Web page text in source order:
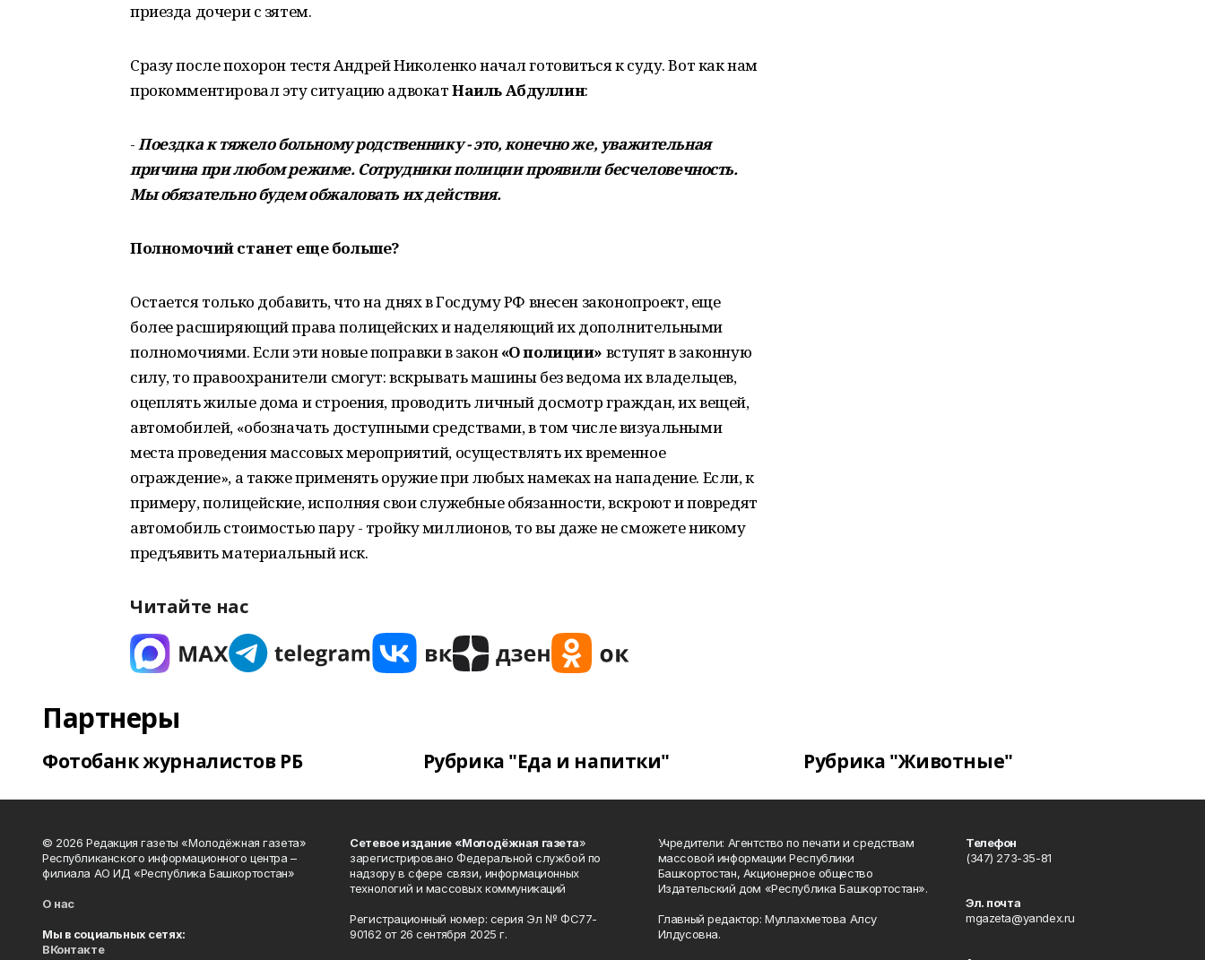
приезда дочери с зятем.
Сразу после похорон тестя Андрей Николенко начал готовиться к суду. Вот как нам
прокомментировал эту ситуацию адвокатНаиль Абдуллин:
-Поездка к тяжело больному родственнику - это, конечно же, уважительная
причина при любом режиме. Сотрудники полиции проявили бесчеловечность.
Мы обязательно будем обжаловать их действия.
Полномочий станет еще больше?
Остается только добавить, что на днях в Госдуму РФ внесен законопроект, еще
более расширяющий права полицейских и наделяющий их дополнительными
полномочиями. Если эти новые поправки в закон«О полиции» вступят в законную
силу, то правоохранители смогут: вскрывать машины без ведома их владельцев,
оцеплять жилые дома и строения, проводить личный досмотр граждан, их вещей,
автомобилей, «обозначать доступными средствами, в том числе визуальными
места проведения массовых мероприятий, осуществлять их временное
ограждение», а также применять оружие при любых намеках на нападение. Если, к
примеру, полицейские, исполняя свои служебные обязанности, вскроют и повредят
автомобиль стоимостью пару - тройку миллионов, то вы даже не сможете никому
предъявить материальный иск.
Читайте нас
Партнеры
Фотобанк журналистов РБ Рубрика "Еда и напитки" Рубрика "Животные"
© 2026 Редакция газеты «Молодёжная газета»
Республиканского информационного центра –
филиала АО ИД «Республика Башкортостан»
О нас
Мы в социальных сетях:
ВКонтакте
Сетевое издание «Молодёжная газета»
зарегистрировано Федеральной службой по
надзору в сфере связи, информационных
технологий и массовых коммуникаций
Регистрационный номер: серия Эл № ФС77-
90162 от 26 сентября 2025 г.
Учредители: Агентство по печати и средствам
массовой информации Республики
Башкортостан, Акционерное общество
Издательский дом «Республика Башкортостан».
Главный редактор: Муллахметова Алсу
Илдусовна.
Телефон
(347) 273-35-81
Эл. почта
mgazeta@yandex.ru